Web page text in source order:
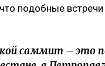
подобные
саммит – это